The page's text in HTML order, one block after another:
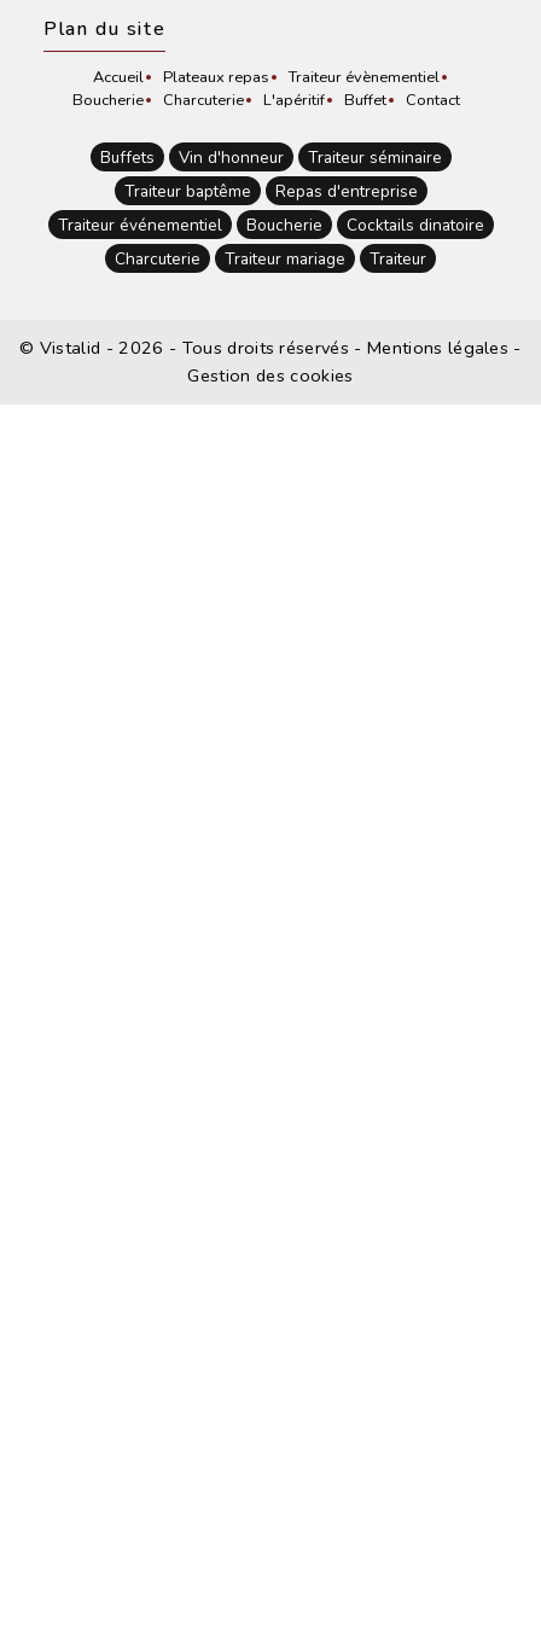
Plan du site
Accueil Plateaux repas
Traiteur évènementiel
Boucherie
Charcuterie L'apéritif Buffet Contact
Buffets Vin d'honneur
Traiteur séminaire
Traiteur baptême
Repas d'entreprise
Traiteur événementiel
Boucherie
Cocktails dinatoire
Charcuterie
Traiteur mariage Traiteur
© Vistalid - 2026 - Tous droits réservés - Mentions légales -
Gestion des cookies